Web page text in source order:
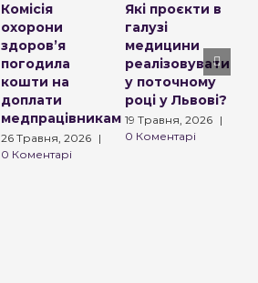
Комісія
охорони
здоровʼя
погодила
кошти на
доплати
медпрацівникам
26 Травня, 2026 |
0 Коментарі
Які проєкти в
галузі
медицини
у поточному
році у Львові?
19 Травня, 2026 |
0 Коментарі